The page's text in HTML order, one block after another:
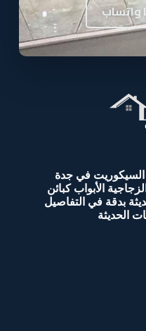
واتساب
السيكوريت في جدة
الأبواب كبائن
بدقة في التفاصيل
الحديثة